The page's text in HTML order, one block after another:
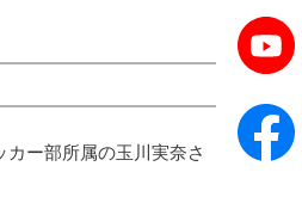
ー部所属の玉川実奈さ